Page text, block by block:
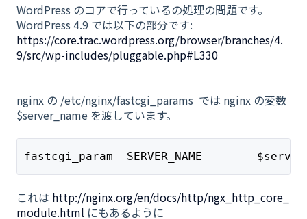
WordPress のコアで行っているの処理の問題です。
WordPress 4.9 では以下の部分です:
https://core.trac.wordpress.org/browser/branches/4.
9/src/wp-includes/pluggable.php#L330
nginx の /etc/nginx/fastcgi_params では nginx の変数
$server_name を渡しています。
fastcgi_param  SERVER_NAME
これは http://nginx.org/en/docs/http/ngx_http_core_
module.html にもあるように